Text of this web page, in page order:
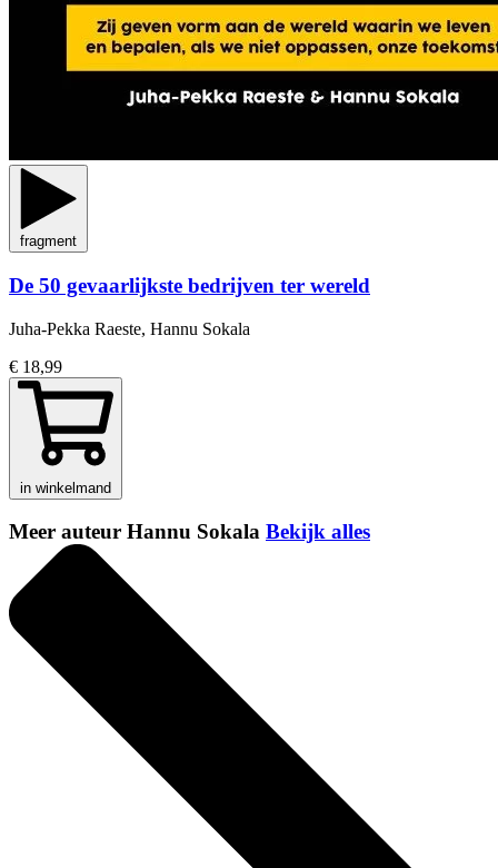
fragment
De 50 gevaarlijkste bedrijven ter wereld
Juha-Pekka Raeste, Hannu Sokala
€ 18,99
in winkelmand
Meer auteur Hannu Sokala Bekijk alles